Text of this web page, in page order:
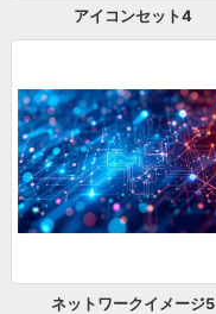
アイコンセット4
ネットワークイメージ5